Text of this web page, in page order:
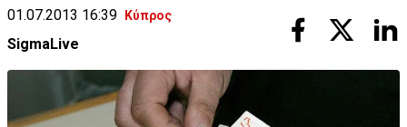
01.07.2013 16:39 Κύπρος
SigmaLive